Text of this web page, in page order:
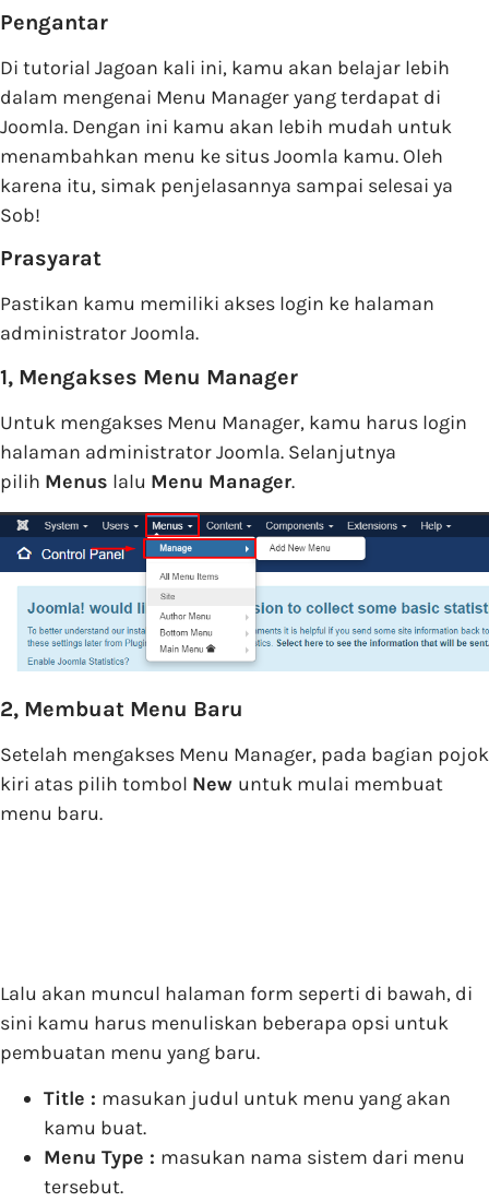
Pengantar
Di tutorial Jagoan kali ini, kamu akan belajar lebih
dalam mengenai Menu Manager yang terdapat di
Joomla. Dengan ini kamu akan lebih mudah untuk
menambahkan menu ke situs Joomla kamu. Oleh
karena itu, simak penjelasannya sampai selesai ya
Sob!
Prasyarat
Pastikan kamu memiliki akses login ke halaman
administrator Joomla.
1, Mengakses Menu Manager
Untuk mengakses Menu Manager, kamu harus login
halaman administrator Joomla. Selanjutnya
pilih Menus lalu Menu Manager.
2, Membuat Menu Baru
Setelah mengakses Menu Manager, pada bagian pojok
kiri atas pilih tombol New untuk mulai membuat
menu baru.
Lalu akan muncul halaman form seperti di bawah, di
sini kamu harus menuliskan beberapa opsi untuk
pembuatan menu yang baru.
Title : masukan judul untuk menu yang akan
kamu buat.
Menu Type : masukan nama sistem dari menu
tersebut.